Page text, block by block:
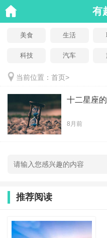
有
美食 生活
科技 汽车
当前位置： 首页>
十二星座
8月前
推荐阅读